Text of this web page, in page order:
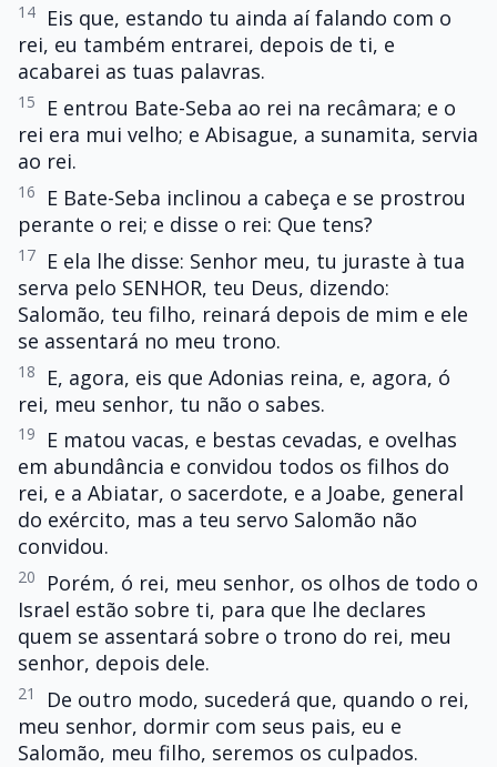
14
Eis que, estando tu ainda aí falando com o
rei, eu também entrarei, depois de ti, e
acabarei as tuas palavras.
15
E entrou Bate-Seba ao rei na recâmara; e o
rei era mui velho; e Abisague, a sunamita, servia
ao rei.
16
E Bate-Seba inclinou a cabeça e se prostrou
perante o rei; e disse o rei: Que tens?
17
E ela lhe disse: Senhor meu, tu juraste à tua
serva pelo SENHOR, teu Deus, dizendo:
Salomão, teu filho, reinará depois de mim e ele
se assentará no meu trono.
18
E, agora, eis que Adonias reina, e, agora, ó
rei, meu senhor, tu não o sabes.
19
E matou vacas, e bestas cevadas, e ovelhas
em abundância e convidou todos os filhos do
rei, e a Abiatar, o sacerdote, e a Joabe, general
do exército, mas a teu servo Salomão não
convidou.
20
Porém, ó rei, meu senhor, os olhos de todo o
Israel estão sobre ti, para que lhe declares
quem se assentará sobre o trono do rei, meu
senhor, depois dele.
21
De outro modo, sucederá que, quando o rei,
meu senhor, dormir com seus pais, eu e
Salomão, meu filho, seremos os culpados.